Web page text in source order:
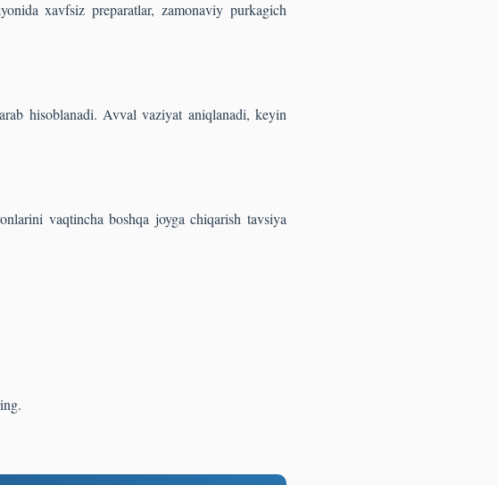
xavfsiz preparatlar, zamonaviy purkagich
hisoblanadi. Avval vaziyat aniqlanadi, keyin
vaqtincha boshqa joyga chiqarish tavsiya